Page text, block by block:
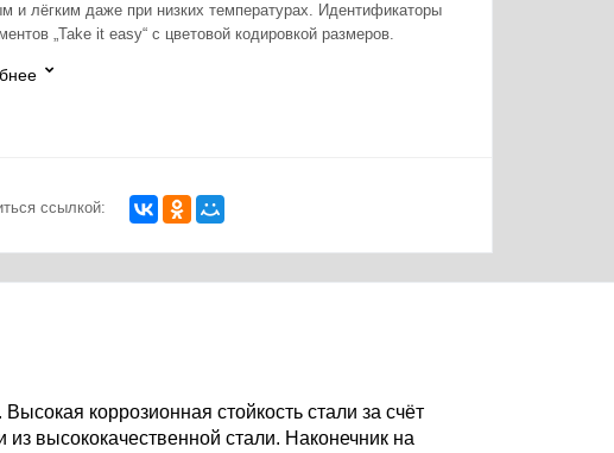
и лёгким даже при низких температурах. Идентификаторы
„Take it easy“ с цветовой кодировкой размеров.
ссылкой:
коррозионная стойкость стали за счёт
высококачественной стали. Наконечник на